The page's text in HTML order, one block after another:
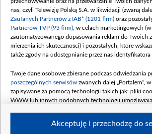
Dofinansowanie 48 862 000,00 PLN
Data podpisania umowy: GRUDZIEŃ
(wpłata grudzień 60,548 mln)
Dofinansowanie 900 000 000,00 PLN
Data podpisania umowy: LUTY 2026
kwiecień 180 mln, 7 maja 180 mln, 8
czerwca 90 mln)
Dofinansowanie 250 000 000,00 PLN
4 sierpnia 250 mln
nas, czyli Telewizję Polską S.A. w likwidacji (zwaną
Zaufanych Partnerów z IAB* (1201 firm) oraz
Partnerów TVP (93 firm) , w celach marketingowych
zautomatyzowanego dopasowania reklam do Twoich
mierzenia ich skuteczności) i pozostałych, które
także zgody na udostępnianie przez nas identyfikatora
Twoje dane osobowe zbierane podczas odwiedzania
poszczególnych serwisów zwanych dalej „Portalem”,
zapisywane za pomocą technologii takich jak: pliki
WWW lub innych podobnych technologii
Akceptuję i przechodzę do